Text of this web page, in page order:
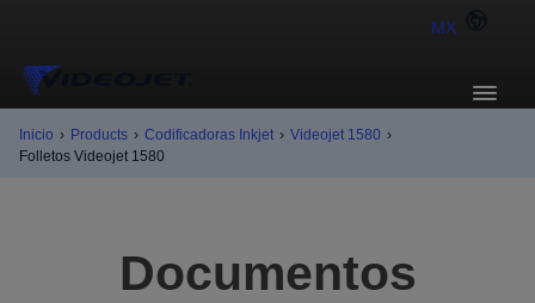
MX
Inicio › Products › Codificadoras Inkjet › Videojet 1580 ›
Folletos Videojet 1580
Documentos